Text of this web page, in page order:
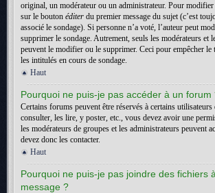
original, un modérateur ou un administrateur. Pour
sur le bouton éditer du premier message du sujet (c’est
associé le sondage). Si personne n’a voté, l’auteur peut
supprimer le sondage. Autrement, seuls les modérateurs et
peuvent le modifier ou le supprimer. Ceci pour empêcher le
les intitulés en cours de sondage.
Haut
Pourquoi ne puis-je pas accéder à un forum
Certains forums peuvent être réservés à certains
consulter, les lire, y poster, etc., vous devez avoir une
les modérateurs de groupes et les administrateurs peuvent
devez donc les contacter.
Haut
Pourquoi ne puis-je pas joindre des fichiers
message ?